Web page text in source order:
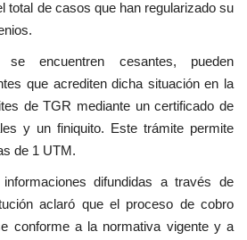
total de casos que han regularizado su
se encuentren cesantes, pueden
que acrediten dicha situación en la
de TGR mediante un certificado de
y un finiquito. Este trámite permite
de 1 UTM.
difundidas a través de
aclaró que el proceso de cobro
conforme a la normativa vigente y a